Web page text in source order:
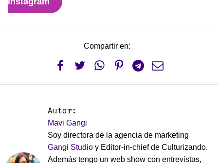
Compartir en:
     
Autor:
Mavi Gangi
Soy directora de la agencia de marketing
Gangi Studio y Editor-in-chief de Culturizando.
Además tengo un web show con entrevistas,